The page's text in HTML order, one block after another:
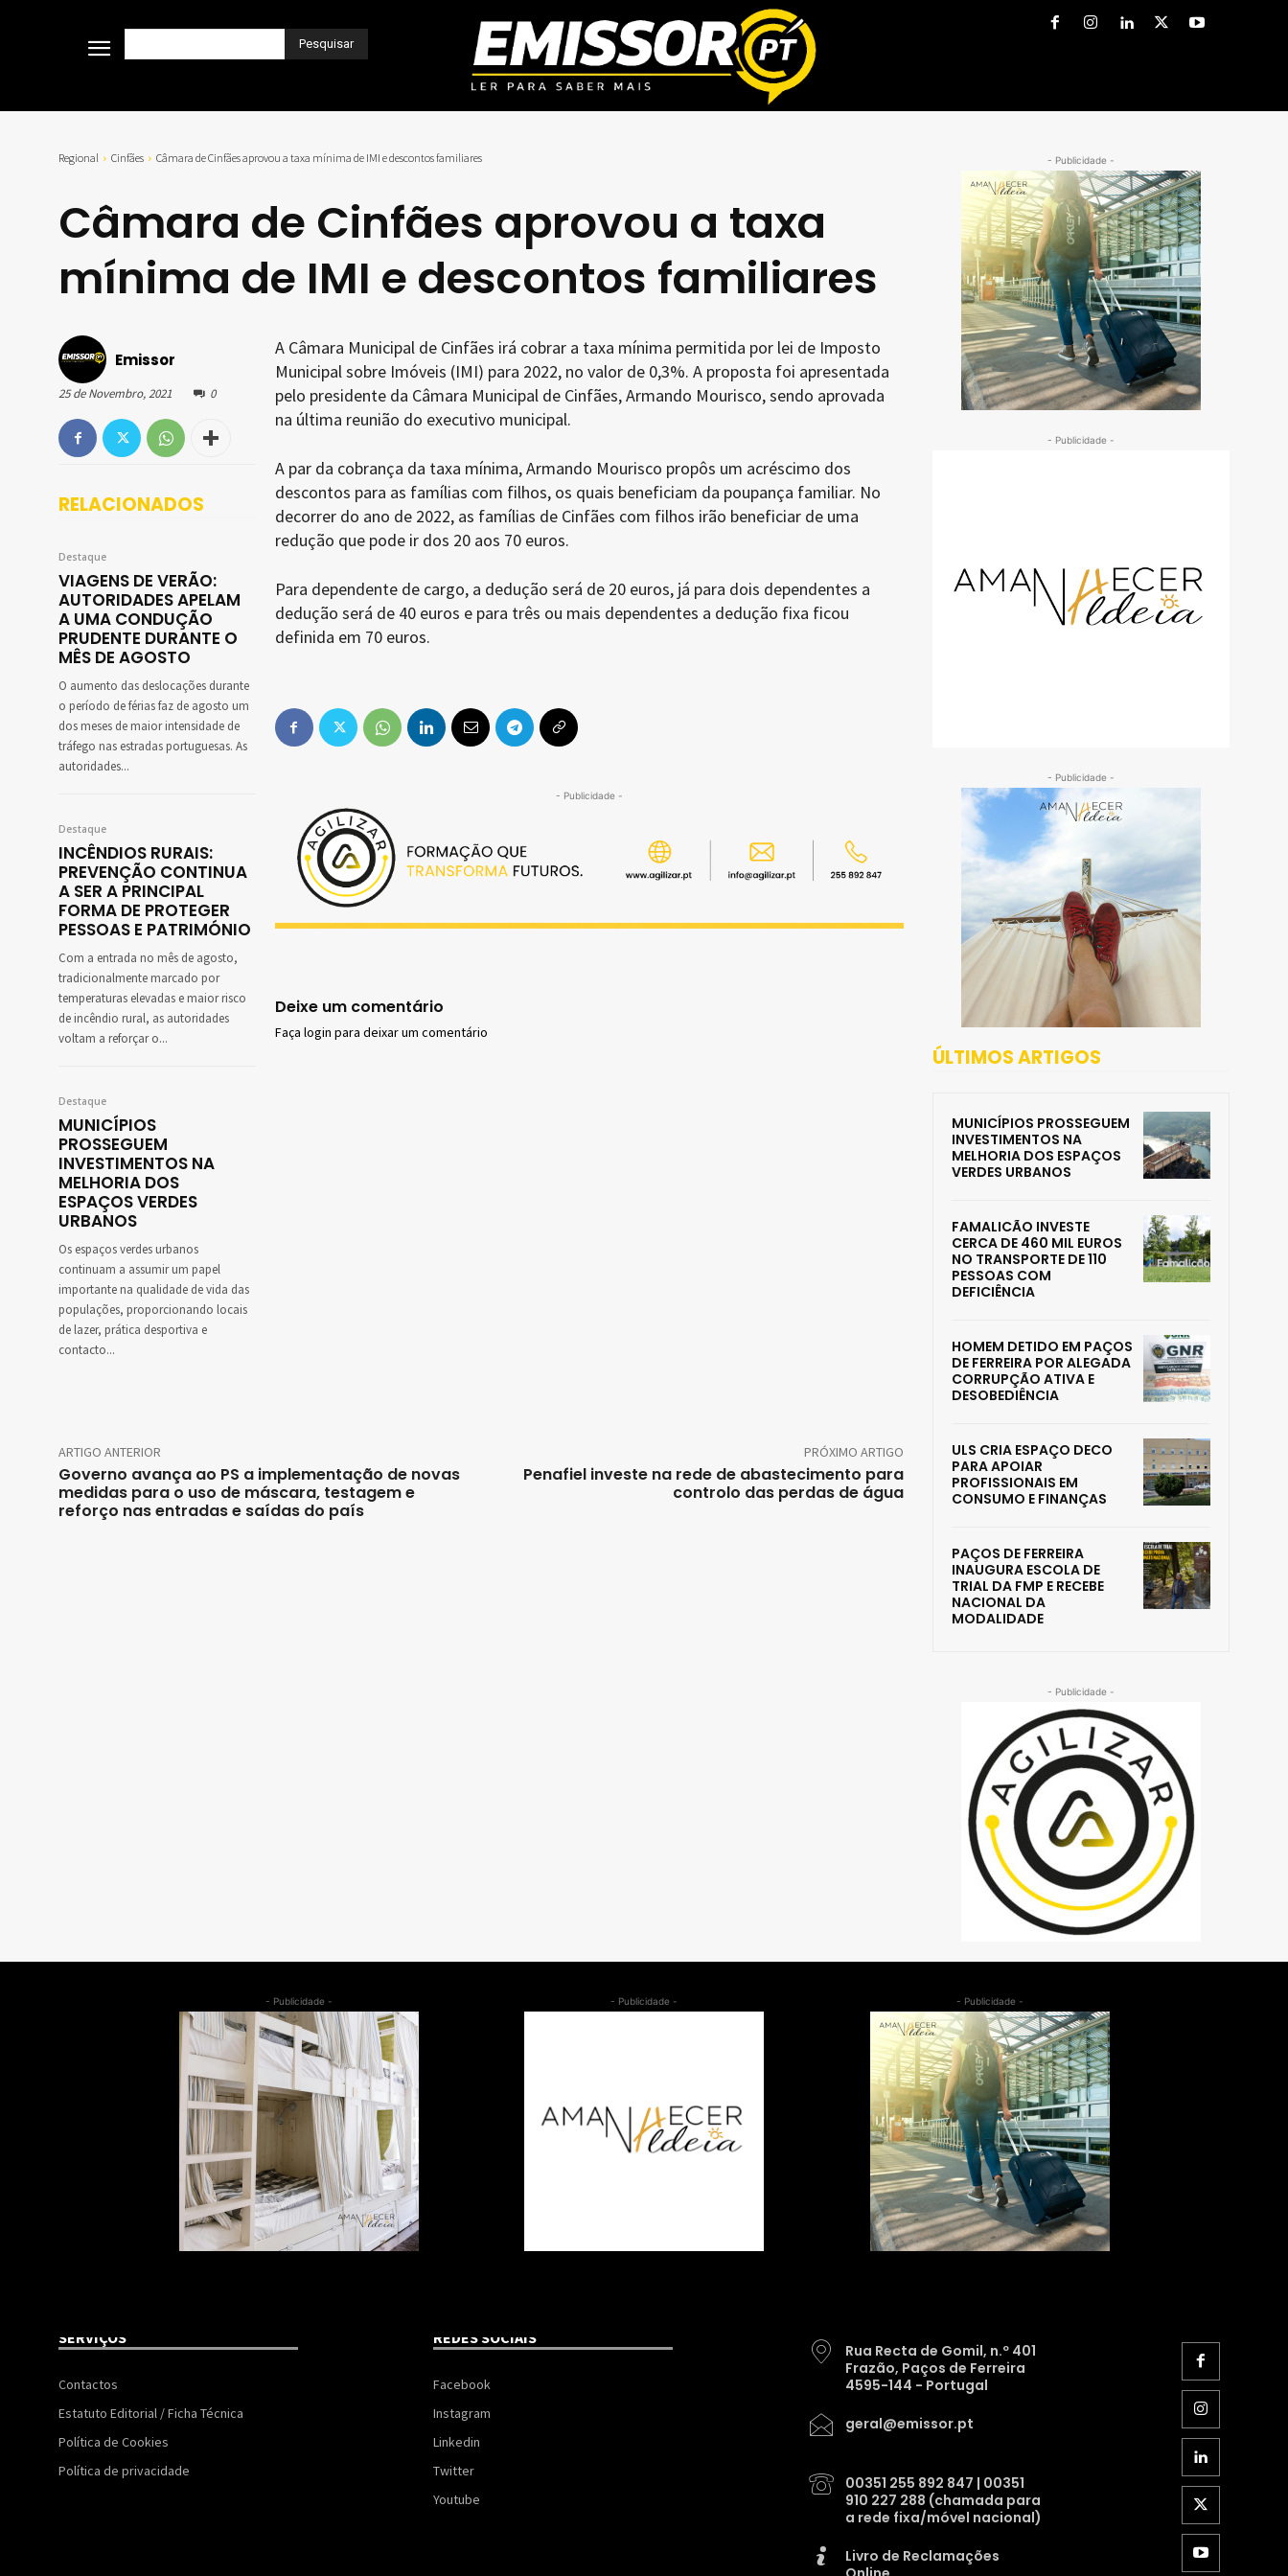
Pesquisar
Regional Cinfães Câmara de Cinfães aprovou a taxa mínima de IMI e descontos familiares
Câmara de Cinfães aprovou a taxa
mínima de IMI e descontos familiares
Emissor
25 de Novembro, 2021 0
RELACIONADOS
Destaque
VIAGENS DE VERÃO:
AUTORIDADES APELAM
A UMA CONDUÇÃO
PRUDENTE DURANTE O
MÊS DE AGOSTO
O aumento das deslocações durante
o período de férias faz de agosto um
dos meses de maior intensidade de
tráfego nas estradas portuguesas. As
autoridades...
Destaque
INCÊNDIOS RURAIS:
PREVENÇÃO CONTINUA
A SER A PRINCIPAL
FORMA DE PROTEGER
PESSOAS E PATRIMÓNIO
Com a entrada no mês de agosto,
tradicionalmente marcado por
temperaturas elevadas e maior risco
de incêndio rural, as autoridades
voltam a reforçar o...
Destaque
MUNICÍPIOS
PROSSEGUEM
INVESTIMENTOS NA
MELHORIA DOS
ESPAÇOS VERDES
URBANOS
Os espaços verdes urbanos
continuam a assumir um papel
importante na qualidade de vida das
populações, proporcionando locais
de lazer, prática desportiva e
contacto...
A Câmara Municipal de Cinfães irá cobrar a taxa mínima permitida por lei de Imposto
Municipal sobre Imóveis (IMI) para 2022, no valor de 0,3%. A proposta foi apresentada
pelo presidente da Câmara Municipal de Cinfães, Armando Mourisco, sendo aprovada
na última reunião do executivo municipal.
A par da cobrança da taxa mínima, Armando Mourisco propôs um acréscimo dos
descontos para as famílias com filhos, os quais beneficiam da poupança familiar. No
decorrer do ano de 2022, as famílias de Cinfães com filhos irão beneficiar de uma
redução que pode ir dos 20 aos 70 euros.
Para dependente de cargo, a dedução será de 20 euros, já para dois dependentes a
dedução será de 40 euros e para três ou mais dependentes a dedução fixa ficou
definida em 70 euros.
- Publicidade -
Deixe um comentário
Faça login para deixar um comentário
ARTIGO ANTERIOR
Governo avança ao PS a implementação de novas
medidas para o uso de máscara, testagem e
reforço nas entradas e saídas do país
PRÓXIMO ARTIGO
Penafiel investe na rede de abastecimento para
controlo das perdas de água
- Publicidade -
- Publicidade -
- Publicidade -
ÚLTIMOS ARTIGOS
MUNICÍPIOS PROSSEGUEM
INVESTIMENTOS NA
MELHORIA DOS ESPAÇOS
VERDES URBANOS
FAMALICÃO INVESTE
CERCA DE 460 MIL EUROS
NO TRANSPORTE DE 110
PESSOAS COM
DEFICIÊNCIA
HOMEM DETIDO EM PAÇOS
DE FERREIRA POR ALEGADA
CORRUPÇÃO ATIVA E
DESOBEDIÊNCIA
ULS CRIA ESPAÇO DECO
PARA APOIAR
PROFISSIONAIS EM
CONSUMO E FINANÇAS
PAÇOS DE FERREIRA
INAUGURA ESCOLA DE
TRIAL DA FMP E RECEBE
NACIONAL DA
MODALIDADE
- Publicidade -
- Publicidade - - Publicidade - - Publicidade -
SERVIÇOS
Contactos
Estatuto Editorial / Ficha Técnica
Política de Cookies
Política de privacidade
REDES SOCIAIS
Facebook
Instagram
Linkedin
Twitter
Youtube
Rua Recta de Gomil, n.º 401
Frazão, Paços de Ferreira
4595-144 - Portugal
geral@emissor.pt
00351 255 892 847 | 00351
910 227 288 (chamada para
a rede fixa/móvel nacional)
Livro de Reclamações